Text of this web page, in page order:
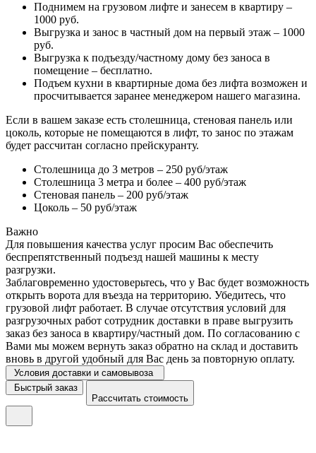
Поднимем на грузовом лифте и занесем в квартиру –
1000 руб.
Выгрузка и занос в частный дом на первый этаж – 1000
руб.
Выгрузка к подъезду/частному дому без заноса в
помещение – бесплатно.
Подъем кухни в квартирные дома без лифта возможен и
просчитывается заранее менеджером нашего магазина.
Если в вашем заказе есть столешница, стеновая панель или
цоколь, которые не помещаются в лифт, то занос по этажам
будет рассчитан согласно прейскуранту.
Столешница до 3 метров – 250 руб/этаж
Столешница 3 метра и более – 400 руб/этаж
Стеновая панель – 200 руб/этаж
Цоколь – 50 руб/этаж
Важно
Для повышения качества услуг просим Вас обеспечить
беспрепятственный подъезд нашей машины к месту
разгрузки.
Заблаговременно удостоверьтесь, что у Вас будет возможность
открыть ворота для въезда на территорию. Убедитесь, что
грузовой лифт работает. В случае отсутствия условий для
разгрузочных работ сотрудник доставки в праве выгрузить
заказ без заноса в квартиру/частный дом. По согласованию с
Вами мы можем вернуть заказ обратно на склад и доставить
вновь в другой удобный для Вас день за повторную оплату.
Условия доставки и самовывоза
Быстрый заказ
Рассчитать стоимость